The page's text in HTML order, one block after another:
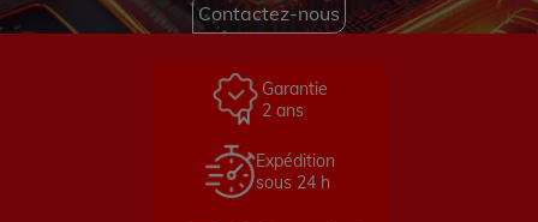
Contactez-nous
Garantie
2 ans
Expédition
sous 24 h